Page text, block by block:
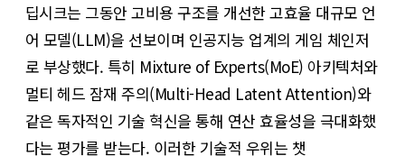
딥시크는 그동안 고비용 구조를 개선한 고효율 대규모 언
어 모델(LLM)을 선보이며 인공지능 업계의 게임 체인저
로 부상했다. 특히 Mixture of Experts(MoE) 아키텍처와
멀티 헤드 잠재 주의(Multi-Head Latent Attention)와
같은 독자적인 기술 혁신을 통해 연산 효율성을 극대화했
다는 평가를 받는다. 이러한 기술적 우위는 챗